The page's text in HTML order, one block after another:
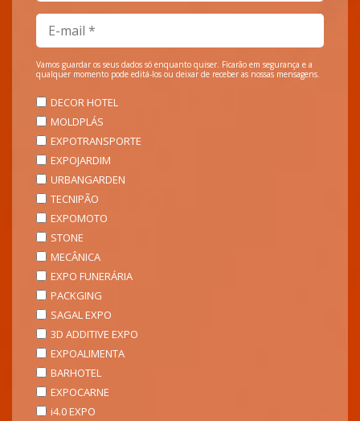
Vamos guardar os seus dados só enquanto quiser. Ficarão em segurança e a
qualquer momento pode editá-los ou deixar de receber as nossas mensagens.
DECOR HOTEL
MOLDPLÁS
EXPOTRANSPORTE
EXPOJARDIM
URBANGARDEN
TECNIPÃO
EXPOMOTO
STONE
MECÂNICA
EXPO FUNERÁRIA
PACKGING
SAGAL EXPO
3D ADDITIVE EXPO
EXPOALIMENTA
BARHOTEL
EXPOCARNE
i4.0 EXPO